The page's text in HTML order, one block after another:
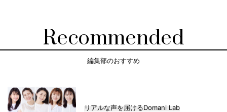
Recommended
編集部のおすすめ
リアルな声を届けるDomani Lab